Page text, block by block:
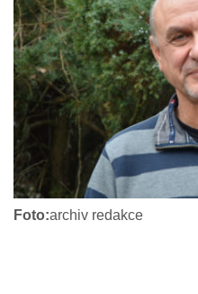
Foto:archiv redakce